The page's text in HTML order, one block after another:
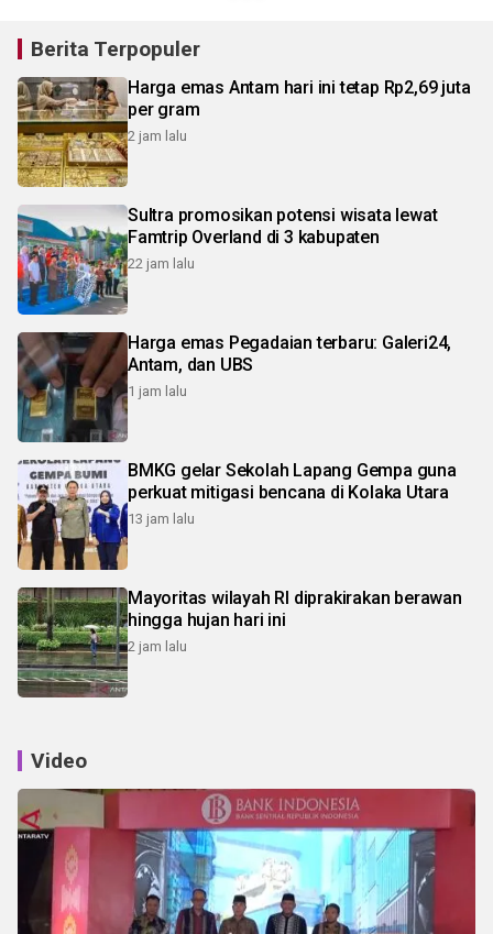
Berita Terpopuler
Harga emas Antam hari ini tetap Rp2,69 juta
per gram
2 jam lalu
Sultra promosikan potensi wisata lewat
Famtrip Overland di 3 kabupaten
22 jam lalu
Harga emas Pegadaian terbaru: Galeri24,
Antam, dan UBS
1 jam lalu
BMKG gelar Sekolah Lapang Gempa guna
perkuat mitigasi bencana di Kolaka Utara
13 jam lalu
Mayoritas wilayah RI diprakirakan berawan
hingga hujan hari ini
2 jam lalu
Video